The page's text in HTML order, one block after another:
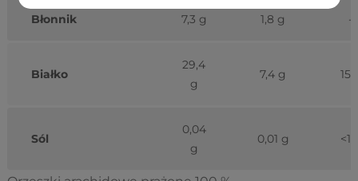
Błonnik 7,3 g 1,8 g -
Białko
29,4
g
7,4 g
Sól
0,04
g
0,01 g